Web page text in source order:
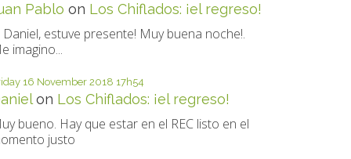
Pablo on Los Chiflados: ¡el regreso!
Daniel, estuve presente! Muy buena noche!.
imagino...
16 November 2018 17h54
on Los Chiflados: ¡el regreso!
bueno. Hay que estar en el REC listo en el
justo